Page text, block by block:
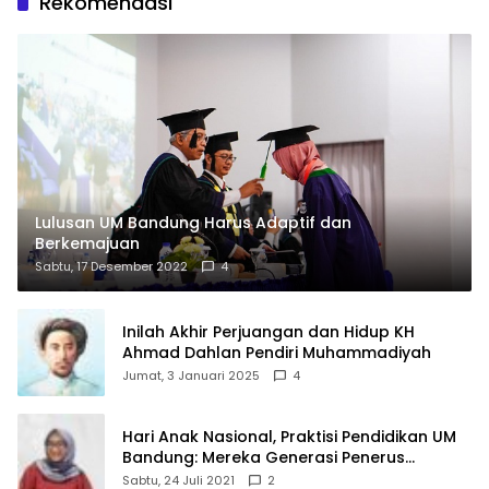
Lulusan UM Bandung Harus Adaptif dan
Berkemajuan
Sabtu, 17 Desember 2022 4
Inilah Akhir Perjuangan dan Hidup KH
Ahmad Dahlan Pendiri Muhammadiyah
Jumat, 3 Januari 2025 4
Hari Anak Nasional, Praktisi Pendidikan UM
Bandung: Mereka Generasi Penerus
Bangsa
Sabtu, 24 Juli 2021 2